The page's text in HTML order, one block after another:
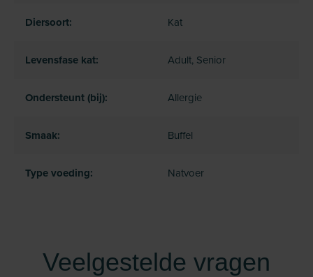
Diersoort: Kat
Levensfase kat: Adult, Senior
Ondersteunt (bij): Allergie
Smaak: Buffel
Type voeding: Natvoer
Veelgestelde vragen